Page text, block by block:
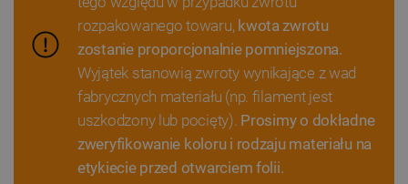
rozpakowanego towaru, kwota zwrotu
zostanie proporcjonalnie pomniejszona.
Wyjątek stanowią zwroty wynikające z wad
fabrycznych materiału (np. filament jest
uszkodzony lub pocięty). Prosimy o dokładne
zweryfikowanie koloru i rodzaju materiału na
etykiecie przed otwarciem folii.
botland.com.pl